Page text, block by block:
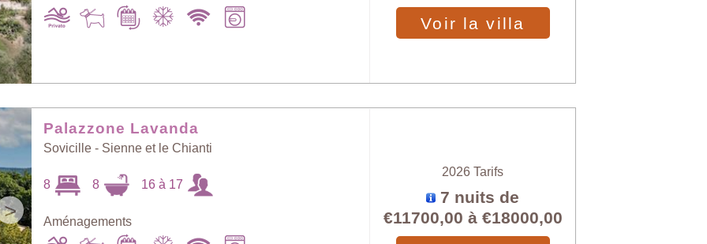
Voir la villa
>
Palazzone Lavanda
Sovicille - Sienne et le Chianti
8 8 16 à 17
Aménagements
2026 Tarifs
7 nuits de
€11700,00 à €18000,00